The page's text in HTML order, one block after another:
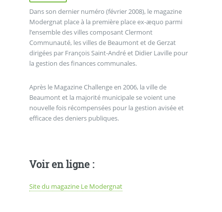
Dans son dernier numéro (février 2008), le magazine
Modergnat place à la première place ex-æquo parmi
l’ensemble des villes composant Clermont
Communauté, les villes de Beaumont et de Gerzat
dirigées par François Saint-André et Didier Laville pour
la gestion des finances communales.
Après le Magazine Challenge en 2006, la ville de
Beaumont et la majorité municipale se voient une
nouvelle fois récompensées pour la gestion avisée et
efficace des deniers publiques.
Voir en ligne :
Site du magazine Le Modergnat